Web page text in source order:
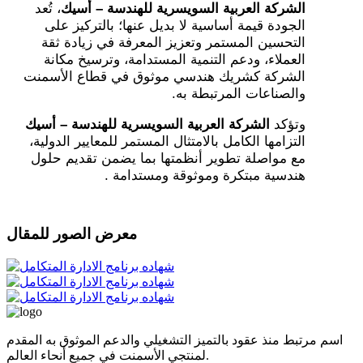
الشركة العربية السويسرية للهندسة – أسيك، تُعد
الجودة قيمة أساسية لا بديل عنها؛ بالتركيز على
التحسين المستمر وتعزيز المعرفة في زيادة ثقة
العملاء، ودعم التنمية المستدامة، وترسيخ مكانة
الشركة كشريك هندسي موثوق في قطاع الأسمنت
والصناعات المرتبطة به.
وتؤكد الشركة العربية السويسرية للهندسة – أسيك
التزامها الكامل بالامتثال المستمر للمعايير الدولية،
مع مواصلة تطوير أنظمتها بما يضمن تقديم حلول
هندسية مبتكرة وموثوقة ومستدامة .
معرض الصور للمقال
اسم مرتبط منذ عقود بالتميز التشغيلي والدعم الموثوق به المقدم
لمنتجي الأسمنت في جميع أنحاء العالم.